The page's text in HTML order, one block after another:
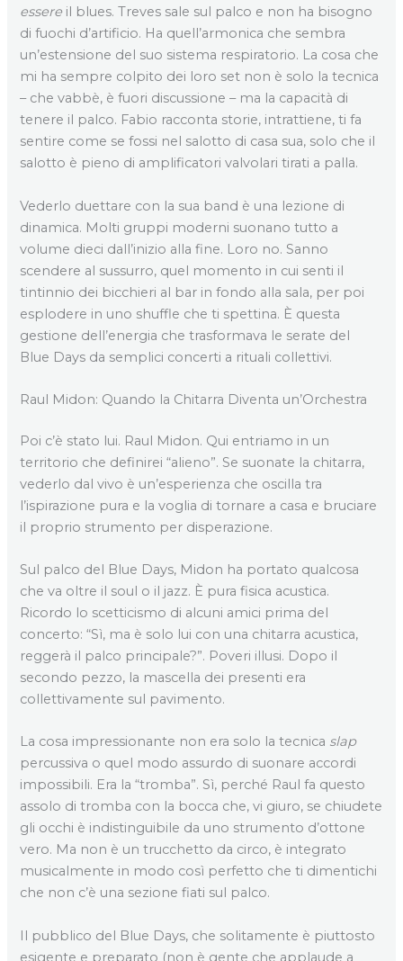
essere il blues. Treves sale sul palco e non ha bisogno
di fuochi d’artificio. Ha quell’armonica che sembra
un’estensione del suo sistema respiratorio. La cosa che
mi ha sempre colpito dei loro set non è solo la tecnica
– che vabbè, è fuori discussione – ma la capacità di
tenere il palco. Fabio racconta storie, intrattiene, ti fa
sentire come se fossi nel salotto di casa sua, solo che il
salotto è pieno di amplificatori valvolari tirati a palla.
Vederlo duettare con la sua band è una lezione di
dinamica. Molti gruppi moderni suonano tutto a
volume dieci dall’inizio alla fine. Loro no. Sanno
scendere al sussurro, quel momento in cui senti il
tintinnio dei bicchieri al bar in fondo alla sala, per poi
esplodere in uno shuffle che ti spettina. È questa
gestione dell’energia che trasformava le serate del
Blue Days da semplici concerti a rituali collettivi.
Raul Midon: Quando la Chitarra Diventa un’Orchestra
Poi c’è stato lui. Raul Midon. Qui entriamo in un
territorio che definirei “alieno”. Se suonate la chitarra,
vederlo dal vivo è un’esperienza che oscilla tra
l’ispirazione pura e la voglia di tornare a casa e bruciare
il proprio strumento per disperazione.
Sul palco del Blue Days, Midon ha portato qualcosa
che va oltre il soul o il jazz. È pura fisica acustica.
Ricordo lo scetticismo di alcuni amici prima del
concerto: “Sì, ma è solo lui con una chitarra acustica,
reggerà il palco principale?”. Poveri illusi. Dopo il
secondo pezzo, la mascella dei presenti era
collettivamente sul pavimento.
La cosa impressionante non era solo la tecnica slap
percussiva o quel modo assurdo di suonare accordi
impossibili. Era la “tromba”. Sì, perché Raul fa questo
assolo di tromba con la bocca che, vi giuro, se chiudete
gli occhi è indistinguibile da uno strumento d’ottone
vero. Ma non è un trucchetto da circo, è integrato
musicalmente in modo così perfetto che ti dimentichi
che non c’è una sezione fiati sul palco.
Il pubblico del Blue Days, che solitamente è piuttosto
esigente e preparato (non è gente che applaude a